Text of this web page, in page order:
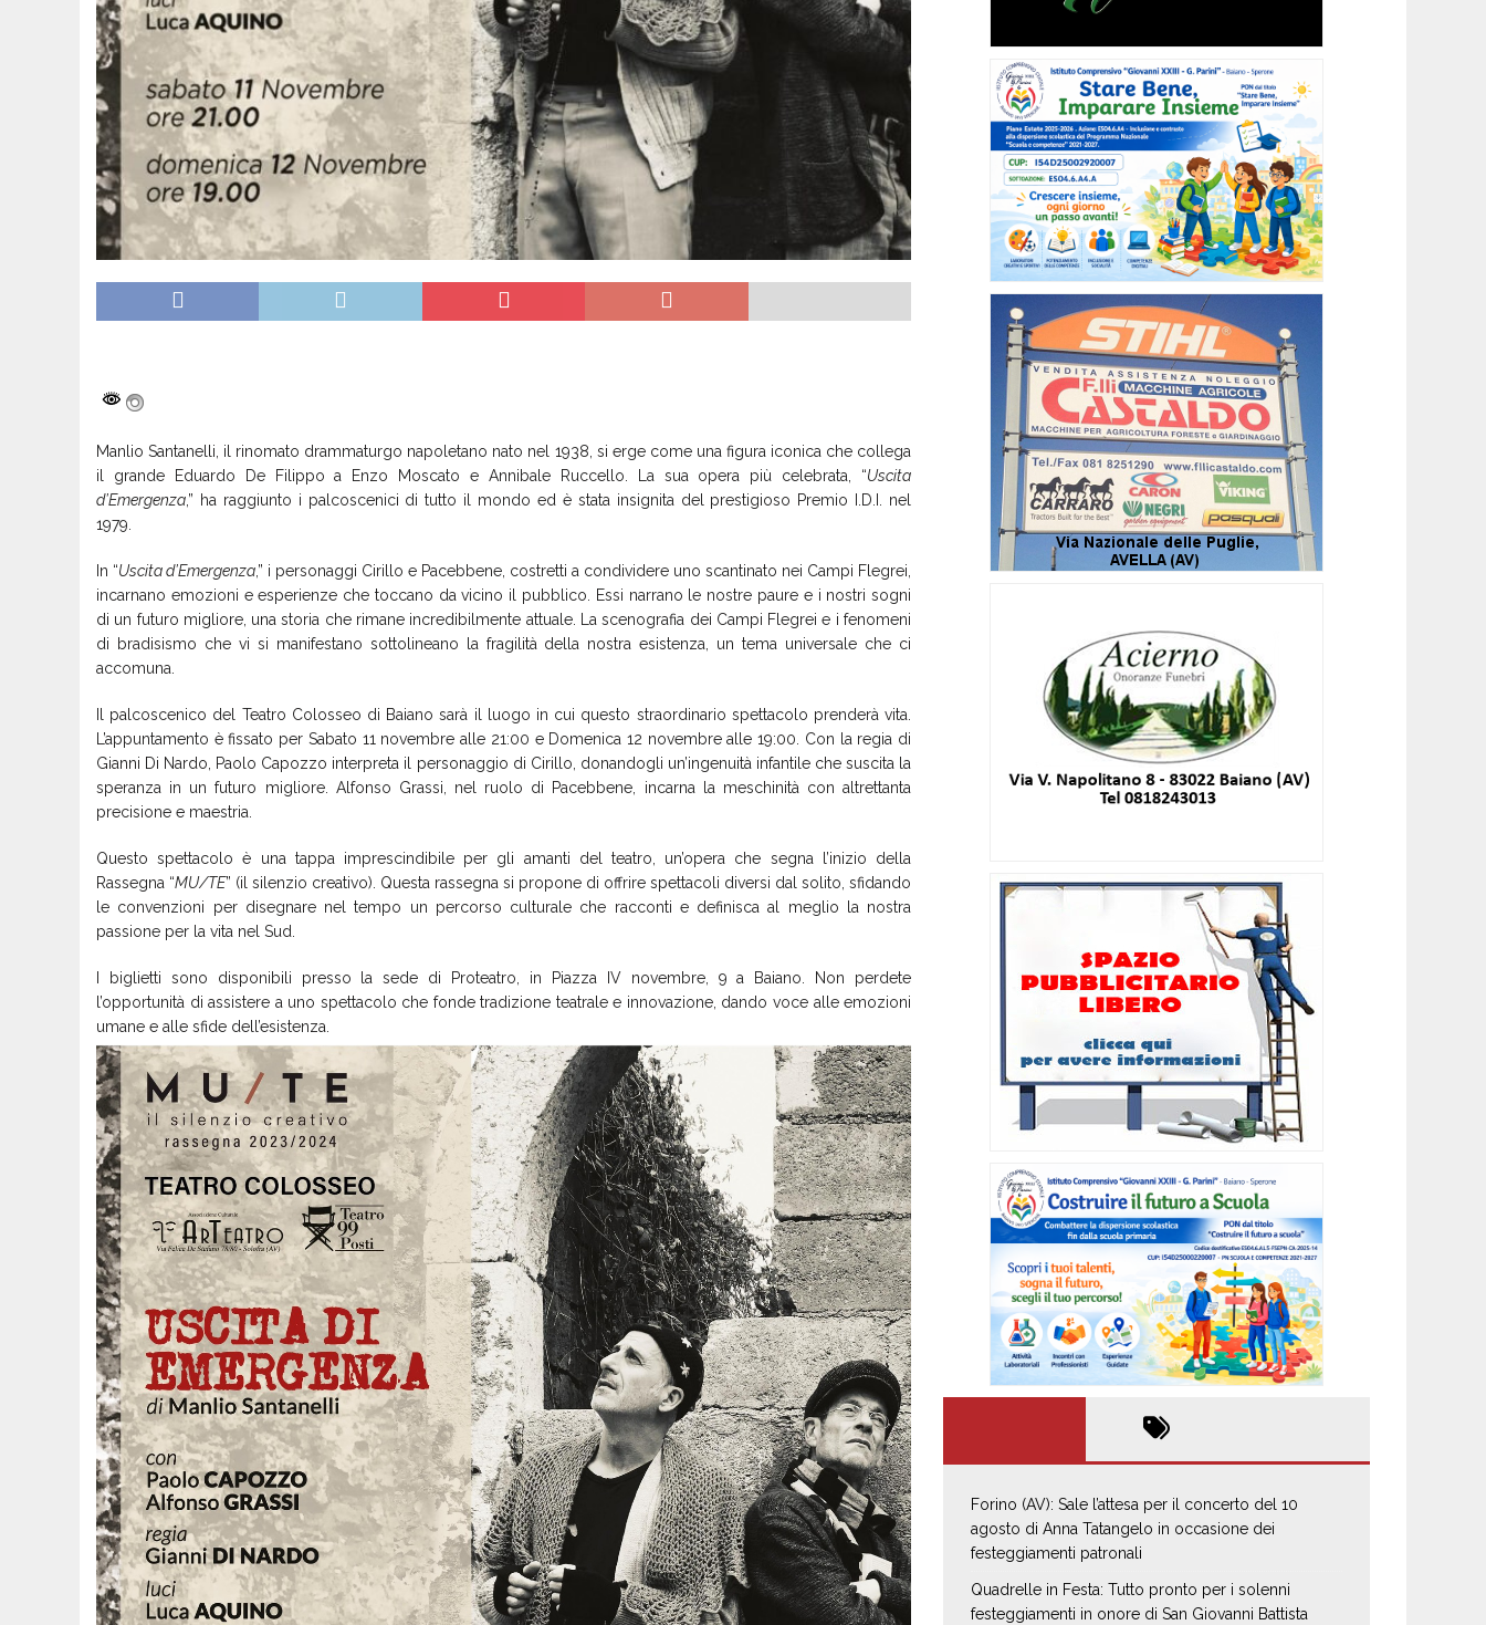
Manlio Santanelli, il rinomato drammaturgo napoletano nato nel 1938, si erge come una figura iconica che collega
il grande Eduardo De Filippo a Enzo Moscato e Annibale Ruccello. La sua opera più celebrata, “Uscita
d’Emergenza,” ha raggiunto i palcoscenici di tutto il mondo ed è stata insignita del prestigioso Premio I.D.I. nel
1979.
In “Uscita d’Emergenza,” i personaggi Cirillo e Pacebbene, costretti a condividere uno scantinato nei Campi Flegrei,
incarnano emozioni e esperienze che toccano da vicino il pubblico. Essi narrano le nostre paure e i nostri sogni
di un futuro migliore, una storia che rimane incredibilmente attuale. La scenografia dei Campi Flegrei e i fenomeni
di bradisismo che vi si manifestano sottolineano la fragilità della nostra esistenza, un tema universale che ci
accomuna.
Il palcoscenico del Teatro Colosseo di Baiano sarà il luogo in cui questo straordinario spettacolo prenderà vita.
L’appuntamento è fissato per Sabato 11 novembre alle 21:00 e Domenica 12 novembre alle 19:00. Con la regia di
Gianni Di Nardo, Paolo Capozzo interpreta il personaggio di Cirillo, donandogli un’ingenuità infantile che suscita la
speranza in un futuro migliore. Alfonso Grassi, nel ruolo di Pacebbene, incarna la meschinità con altrettanta
precisione e maestria.
Questo spettacolo è una tappa imprescindibile per gli amanti del teatro, un’opera che segna l’inizio della
Rassegna “MU/TE” (il silenzio creativo). Questa rassegna si propone di offrire spettacoli diversi dal solito, sfidando
le convenzioni per disegnare nel tempo un percorso culturale che racconti e definisca al meglio la nostra
passione per la vita nel Sud.
I biglietti sono disponibili presso la sede di Proteatro, in Piazza IV novembre, 9 a Baiano. Non perdete
l’opportunità di assistere a uno spettacolo che fonde tradizione teatrale e innovazione, dando voce alle emozioni
umane e alle sfide dell’esistenza.
Forino (AV): Sale l’attesa per il concerto del 10
agosto di Anna Tatangelo in occasione dei
festeggiamenti patronali
Quadrelle in Festa: Tutto pronto per i solenni
festeggiamenti in onore di San Giovanni Battista